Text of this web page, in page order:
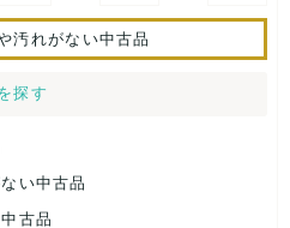
汚れがない中古品
探す
い中古品
古品